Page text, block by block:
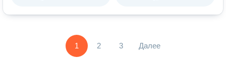
1 2 3 Далее